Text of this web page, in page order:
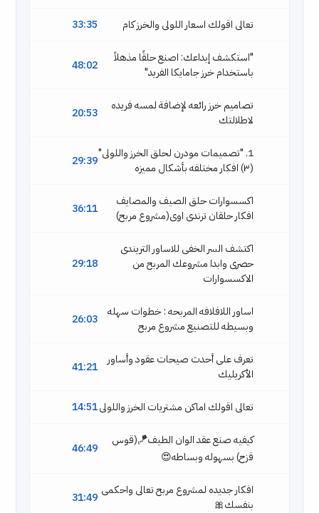
33:35 تعالى اقولك اسعار اللولى والخرز كام
48:02
"استكشف إبداعك: اصنع حلقًا مذهلاً
باستخدام خرز جامايكا الفريد"
20:53
تصاميم خرز رائعه لإضافة لمسه فريده
لاطلالتك
29:391. "تصميمات مودرن لحلق الخرز واللولى"
(٣) افكار مختلفه بأشكال مميزه
36:11
اكسسوارات حلق الصيف والمصايف
افكار حلقان ترندى اوى(مشروع مربح)
29:18
اكتشف السر الخفى للاساور التريندى
حصرى وابدا مشروعك المربح من
الاكسسوارات
26:03
اساور اللافلافه المربحه : خطوات سهله
وبسيطه للتصنيع مشروع مربح
41:21
تعرف على أحدث صيحات عقود وأساور
الأكريليك
14:51تعالى اقولك اماكن مشتريات الخرز واللولى
46:49
كيفيه صنع عقد الوان الطيف🪁(قوس
قزح) بسهوله وبساطه😍
31:49 افكار جديده لمشروع مربح تعالى واحكمى
بنفسك🎀